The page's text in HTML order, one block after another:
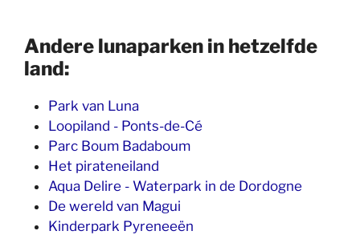
Andere lunaparken in hetzelfde
land:
Park van Luna
Loopiland - Ponts-de-Cé
Parc Boum Badaboum
Het pirateneiland
Aqua Delire - Waterpark in de Dordogne
De wereld van Magui
Kinderpark Pyreneeën